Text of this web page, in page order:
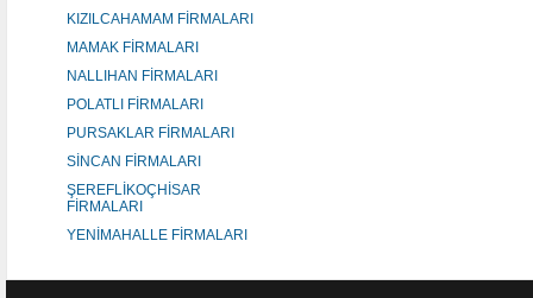
KIZILCAHAMAM FİRMALARI
MAMAK FİRMALARI
NALLIHAN FİRMALARI
POLATLI FİRMALARI
PURSAKLAR FİRMALARI
SİNCAN FİRMALARI
ŞEREFLİKOÇHİSAR
FİRMALARI
YENİMAHALLE FİRMALARI